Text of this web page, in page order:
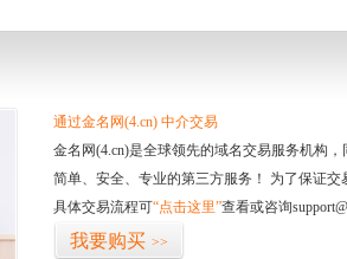
通过金名网(4.cn) 中介交易
金名网(4.cn)是全球领先的域名交易服务机构
简单、安全、专业的第三方服务！ 为了保证
具体交易流程可“点击这里”查看或咨询
我要购买 >>